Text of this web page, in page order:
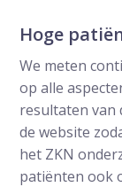
Hoge
We meten
op alle
resultaten van
de website
het ZKN
patiënten ook